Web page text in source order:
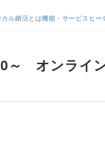
カル婚活とは機能・サービス ヒー
～ オンライ